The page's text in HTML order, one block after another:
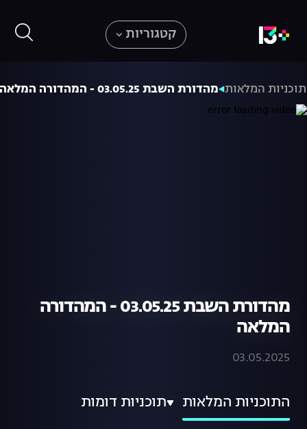
קטגוריות
המלאות מהדורת השבת 03.05.25 - המהדורה המלאה
מהדורת השבת 03.05.25 - המהדורה
המלאה
03.05.2025
התוכניות המלאות תוכניות דומות